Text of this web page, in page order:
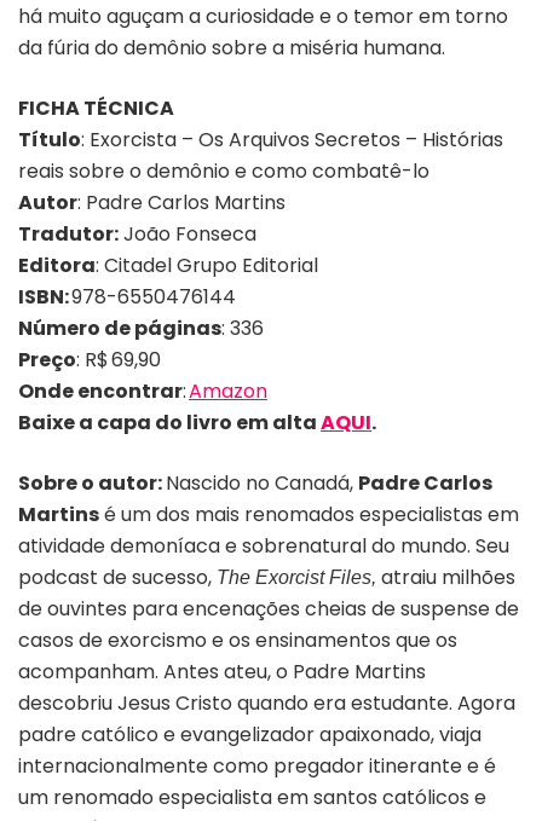
há muito aguçam a curiosidade e o temor em torno
da fúria do demônio sobre a miséria humana.
FICHA TÉCNICA
Título: Exorcista – Os Arquivos Secretos – Histórias
reais sobre o demônio e como combatê-lo
Autor: Padre Carlos Martins
Tradutor:João Fonseca
Editora: Citadel Grupo Editorial
ISBN:‎978-6550476144
Número de páginas: 336
Preço: R$ 69,90
Onde encontrar:Amazon
Baixe a capa do livro em altaAQUI.
Sobre o autor:Nascido no Canadá, Padre Carlos
Martinsé um dos mais renomados especialistas em
atividade demoníaca e sobrenatural do mundo. Seu
podcast de sucesso, The Exorcist Files, atraiu milhões
de ouvintes para encenações cheias de suspense de
casos de exorcismo e os ensinamentos que os
acompanham. Antes ateu, o Padre Martins
descobriu Jesus Cristo quando era estudante. Agora
padre católico e evangelizador apaixonado, viaja
internacionalmente como pregador itinerante e é
um renomado especialista em santos católicos e